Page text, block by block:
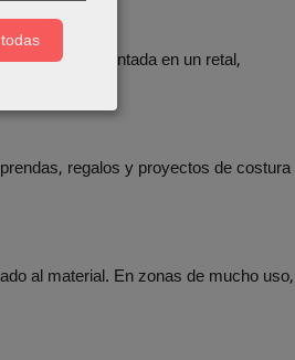
y probar la puntada en un retal,
regalos y proyectos de costura
al material. En zonas de mucho